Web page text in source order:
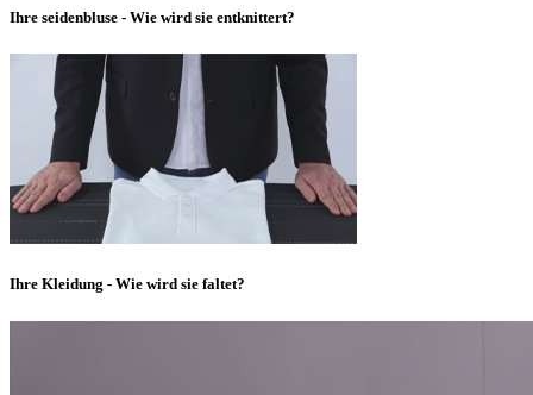
Ihre seidenbluse - Wie wird sie entknittert?
Ihre Kleidung - Wie wird sie faltet?